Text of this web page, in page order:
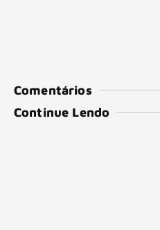
Comentários
Continue Lendo